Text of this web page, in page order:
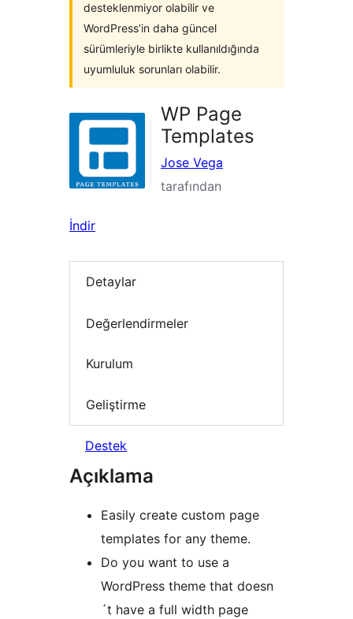
desteklenmiyor olabilir ve
WordPress’in daha güncel
sürümleriyle birlikte kullanıldığında
uyumluluk sorunları olabilir.
WP Page
Templates
Jose Vega
tarafından
İndir
Detaylar
Değerlendirmeler
Kurulum
Geliştirme
Destek
Açıklama
Easily create custom page
templates for any theme.
Do you want to use a
WordPress theme that doesn
´t have a full width page